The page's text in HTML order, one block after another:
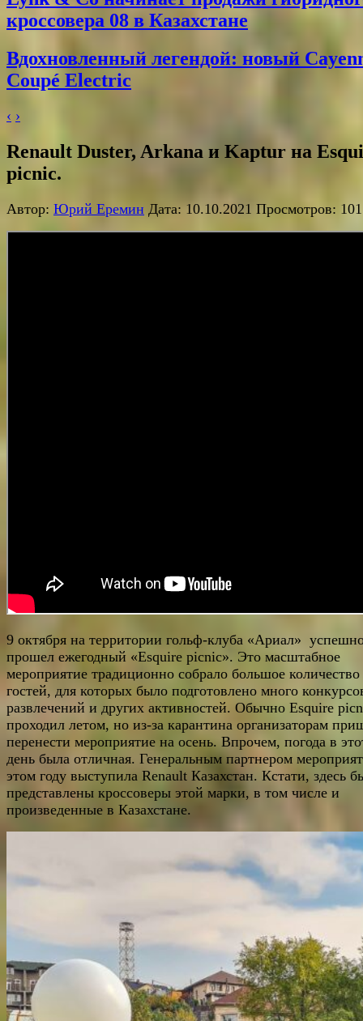
кроссовера 08 в Казахстане
Вдохновленный легендой: новый
Coupé Electric
‹ ›
Renault Duster, Arkana и Kaptur на
picnic.
Автор: Юрий Еремин Дата: 10.10.2021 Просмотров:
9 октября на территории гольф-клуба «Ариал»
прошел ежегодный «Esquire picnic». Это масштабное
мероприятие традиционно собрало большое количество
гостей, для которых было подготовлено много
развлечений и других активностей. Обычно Esquire
проходил летом, но из-за карантина организаторам
перенести мероприятие на осень. Впрочем, погода в
день была отличная. Генеральным партнером
этом году выступила Renault Казахстан. Кстати, здесь
представлены кроссоверы этой марки, в том числе и
произведенные в Казахстане.